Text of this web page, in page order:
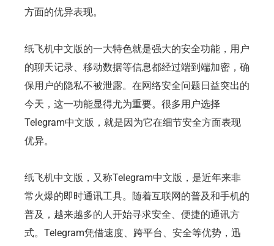
方面的优异表现。
纸飞机中文版的一大特色就是强大的安全功能，用户
的聊天记录、移动数据等信息都经过端到端加密，确
保用户的隐私不被泄露。在网络安全问题日益突出的
今天，这一功能显得尤为重要。很多用户选择
Telegram中文版，就是因为它在细节安全方面表现
优异。
纸飞机中文版，又称Telegram中文版，是近年来非
常火爆的即时通讯工具。随着互联网的普及和手机的
普及，越来越多的人开始寻求安全、便捷的通讯方
式。Telegram凭借速度、跨平台、安全等优势，迅